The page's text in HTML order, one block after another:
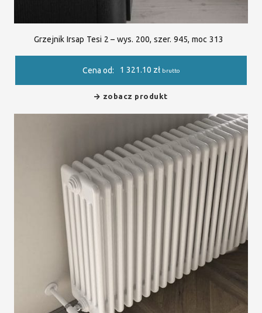
Grzejnik Irsap Tesi 2 – wys. 200, szer. 945, moc 313
Cena od: 1 321.10 zł brutto
zobacz produkt